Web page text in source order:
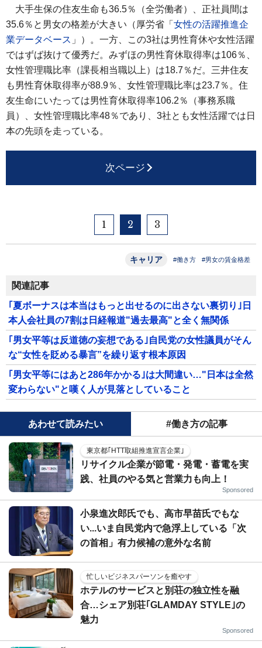
大手生保の住友生命も36.5％（全労働者）、正社員間は
35.6％と男女の格差が大きい（厚労省「 女性の活躍推進企
業データベース 」）。一方、この3社は男性育休や女性活躍
ではずば抜けて優秀だ。みずほの男性育休取得率は106％、
女性管理職比率（課長相当職以上）は18.7％だ。三井住友
も男性育休取得率が88.9％、女性管理職比率は23.7％。住
友生命にいたっては男性育休取得率106.2％（事務系職
員）、女性管理職比率48％であり、3社とも女性活躍では日
本の先頭を走っている。
次ページ
1 2 3
キャリア #働き方 #男女の賃金格差
関連記事
｢夏ボーナスは本当はもっと出せるのに出さない裏切り｣日
本人会社員の7割は日経報道"過去最高"と全く無関係
｢男女平等は反道徳の妄想である｣自民党の女性議員がそん
な“女性を貶める暴言”を繰り返す根本原因
｢男女平等にはあと286年かかる｣は大間違い…"日本は全然
変わらない"と嘆く人が見落としていること
あわせて読みたい #働き方の記事
東京都｢HTT取組推進宣言企業｣
リサイクル企業が節電・発電・蓄電を実
践、社員のやる気と営業力も向上！
Sponsored
小泉進次郎氏でも、高市早苗氏でもな
い...いま自民党内で急浮上している「次
の首相」有力候補の意外な名前
忙しいビジネスパーソンを癒やす
ホテルのサービスと別荘の独立性を融
合…シェア別荘｢GLAMDAY STYLE｣の
魅力
Sponsored